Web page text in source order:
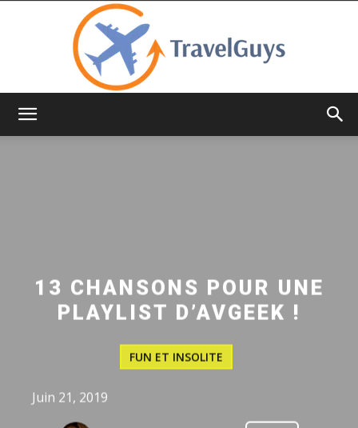
13 CHANSONS POUR UNE
PLAYLIST D’AVGEEK !
FUN ET INSOLITE
Juin 21, 2019